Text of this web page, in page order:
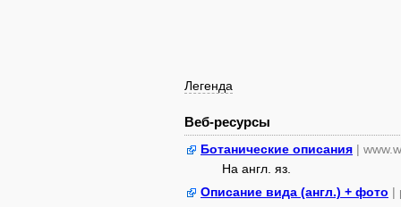
Легенда
Веб-ресурсы
Ботанические описания |
На англ. яз.
Описание вида (англ.) + фото |